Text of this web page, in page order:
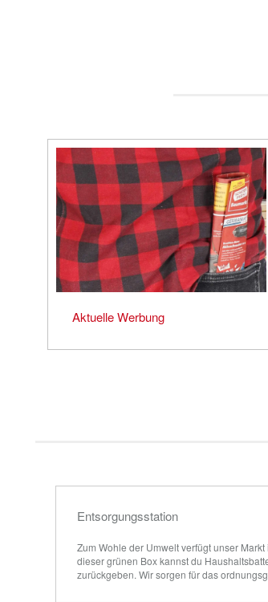
Aktuelle Werbung
Entsorgungsstation
Zum Wohle der Umwelt verfügt unser
dieser grünen Box kannst du
zurückgeben. Wir sorgen für das